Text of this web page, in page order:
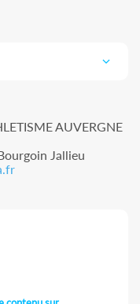
AUVERGNE
Jallieu